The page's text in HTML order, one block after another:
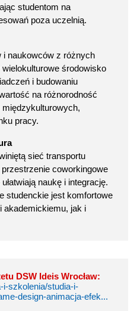
studentom na
poza uczelnią.
i naukowców z różnych
środowisko
i budowaniu
na różnorodność
pracy.
sieć transportu
coworkingowe
naukę i integrację.
studenckie jest komfortowe
akademickiemu, jak i
DSW Ideis Wrocław:
i-szkolenia/studia-i-
design-animacja-efek...